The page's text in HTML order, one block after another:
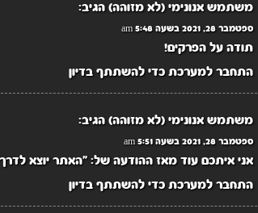
משתמש אנונימי (לא מזוהה) הגיב:
ספטמבר 28, 2021 בשעה 5:48 am
תודה על הפרקים!
התחבר למערכת כדי להשתתף בדיון
משתמש אנונימי (לא מזוהה) הגיב:
ספטמבר 28, 2021 בשעה 5:51 am
אני איתכם עוד מאז ההודעה של: "האתר יוצא
התחבר למערכת כדי להשתתף בדיון